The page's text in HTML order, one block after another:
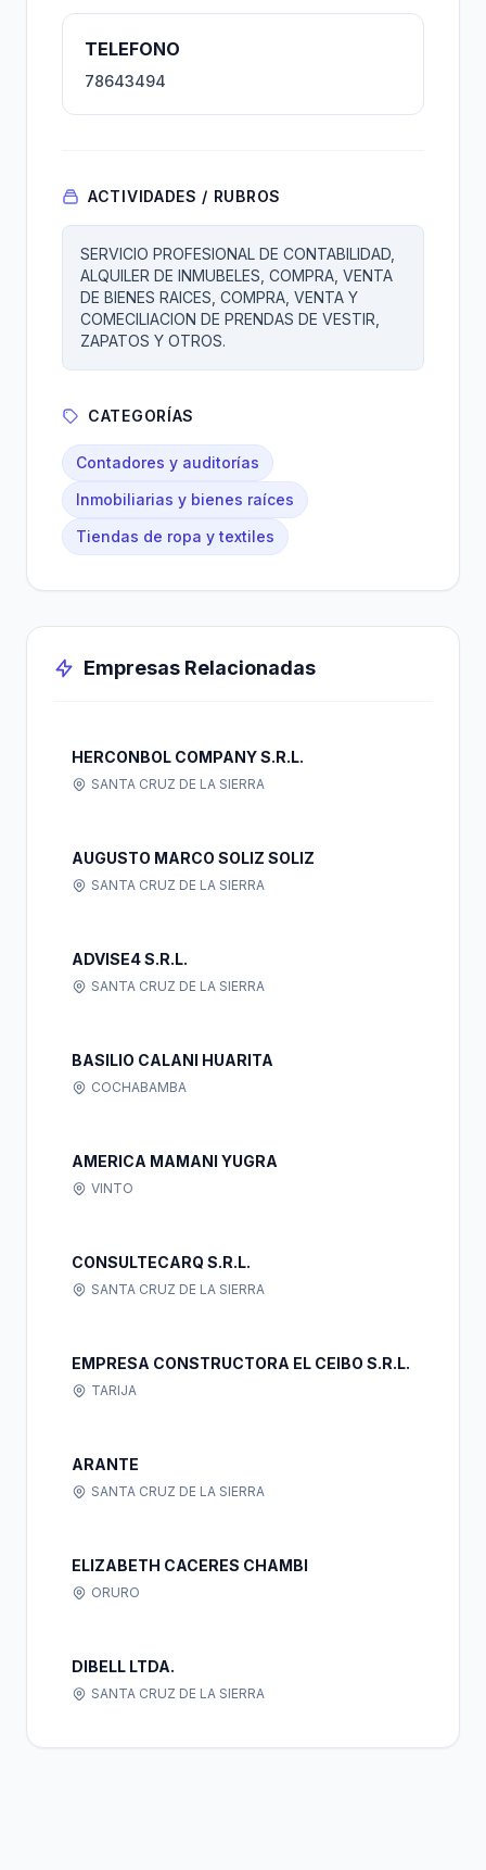
TELEFONO
78643494
ACTIVIDADES / RUBROS
SERVICIO PROFESIONAL DE CONTABILIDAD,
ALQUILER DE INMUBELES, COMPRA, VENTA
DE BIENES RAICES, COMPRA, VENTA Y
COMECILIACION DE PRENDAS DE VESTIR,
ZAPATOS Y OTROS.
CATEGORÍAS
Contadores y auditorías
Inmobiliarias y bienes raíces
Tiendas de ropa y textiles
Empresas Relacionadas
HERCONBOL COMPANY S.R.L.
SANTA CRUZ DE LA SIERRA
AUGUSTO MARCO SOLIZ SOLIZ
SANTA CRUZ DE LA SIERRA
ADVISE4 S.R.L.
SANTA CRUZ DE LA SIERRA
BASILIO CALANI HUARITA
COCHABAMBA
AMERICA MAMANI YUGRA
VINTO
CONSULTECARQ S.R.L.
SANTA CRUZ DE LA SIERRA
EMPRESA CONSTRUCTORA EL CEIBO S.R.L.
TARIJA
ARANTE
SANTA CRUZ DE LA SIERRA
ELIZABETH CACERES CHAMBI
ORURO
DIBELL LTDA.
SANTA CRUZ DE LA SIERRA